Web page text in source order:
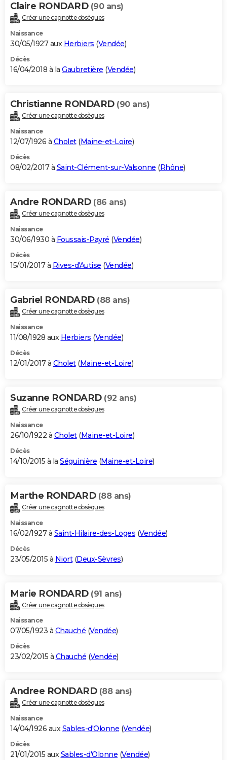
Claire RONDARD (90 ans)
Créer une cagnotte obsèques
Naissance
30/05/1927 aux Herbiers (Vendée)
Décès
16/04/2018 à la Gaubretière (Vendée)
Christianne RONDARD (90 ans)
Créer une cagnotte obsèques
Naissance
12/07/1926 à Cholet(Maine-et-Loire)
Décès
08/02/2017 à Saint-Clément-sur-Valsonne (Rhône)
Andre RONDARD (86 ans)
Créer une cagnotte obsèques
Naissance
30/06/1930 à Foussais-Payré (Vendée)
Décès
15/01/2017 à Rives-d'Autise (Vendée)
Gabriel RONDARD (88 ans)
Créer une cagnotte obsèques
Naissance
11/08/1928 aux Herbiers (Vendée)
Décès
12/01/2017 à Cholet(Maine-et-Loire)
Suzanne RONDARD (92 ans)
Créer une cagnotte obsèques
Naissance
26/10/1922 à Cholet(Maine-et-Loire)
Décès
14/10/2015 à la Séguinière (Maine-et-Loire)
Marthe RONDARD (88 ans)
Créer une cagnotte obsèques
Naissance
16/02/1927 à Saint-Hilaire-des-Loges (Vendée)
Décès
23/05/2015 à Niort(Deux-Sèvres)
Marie RONDARD (91 ans)
Créer une cagnotte obsèques
Naissance
07/05/1923 à Chauché (Vendée)
Décès
23/02/2015 à Chauché (Vendée)
Andree RONDARD (88 ans)
Créer une cagnotte obsèques
Naissance
14/04/1926 auxSables-d'Olonne (Vendée)
Décès
21/01/2015 auxSables-d'Olonne (Vendée)